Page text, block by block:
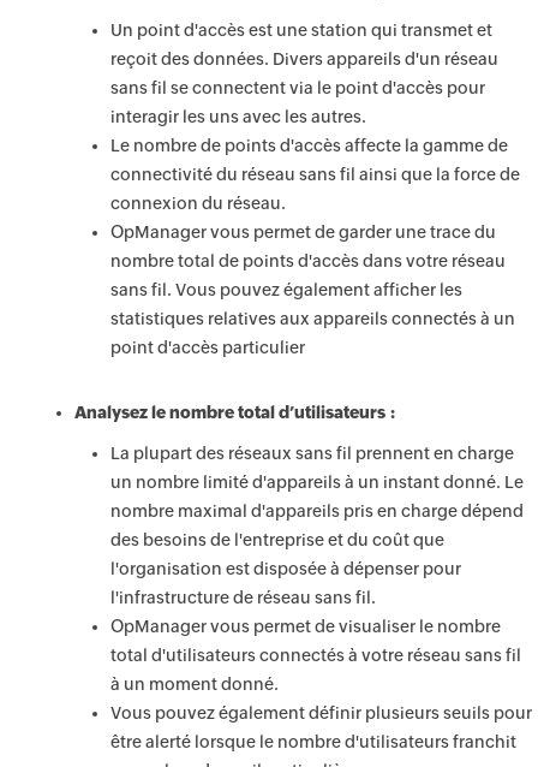
Un point d'accès est une station qui transmet et
reçoit des données. Divers appareils d'un réseau
sans fil se connectent via le point d'accès pour
interagir les uns avec les autres.
Le nombre de points d'accès affecte la gamme de
connectivité du réseau sans fil ainsi que la force de
connexion du réseau.
OpManager vous permet de garder une trace du
nombre total de points d'accès dans votre réseau
sans fil. Vous pouvez également afficher les
statistiques relatives aux appareils connectés à un
point d'accès particulier
Analysez le nombre total d’utilisateurs :
La plupart des réseaux sans fil prennent en charge
un nombre limité d'appareils à un instant donné. Le
nombre maximal d'appareils pris en charge dépend
des besoins de l'entreprise et du coût que
l'organisation est disposée à dépenser pour
l'infrastructure de réseau sans fil.
OpManager vous permet de visualiser le nombre
total d'utilisateurs connectés à votre réseau sans fil
à un moment donné.
Vous pouvez également définir plusieurs seuils pour
être alerté lorsque le nombre d'utilisateurs franchit